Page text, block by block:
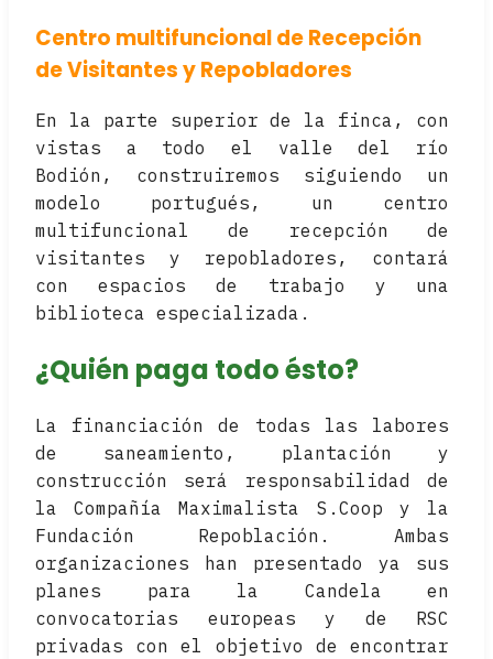
Centro multifuncional de Recepción
de Visitantes y Repobladores
En la parte superior de la finca, con
vistas a todo el valle del río
Bodión, construiremos siguiendo un
modelo portugués, un centro
multifuncional de recepción de
visitantes y repobladores, contará
con espacios de trabajo y una
biblioteca especializada.
¿Quién paga todo ésto?
La financiación de todas las labores
de saneamiento, plantación y
construcción será responsabilidad de
la Compañía Maximalista S.Coop y la
Fundación Repoblación. Ambas
organizaciones han presentado ya sus
planes para la Candela en
convocatorias europeas y de RSC
privadas con el objetivo de encontrar